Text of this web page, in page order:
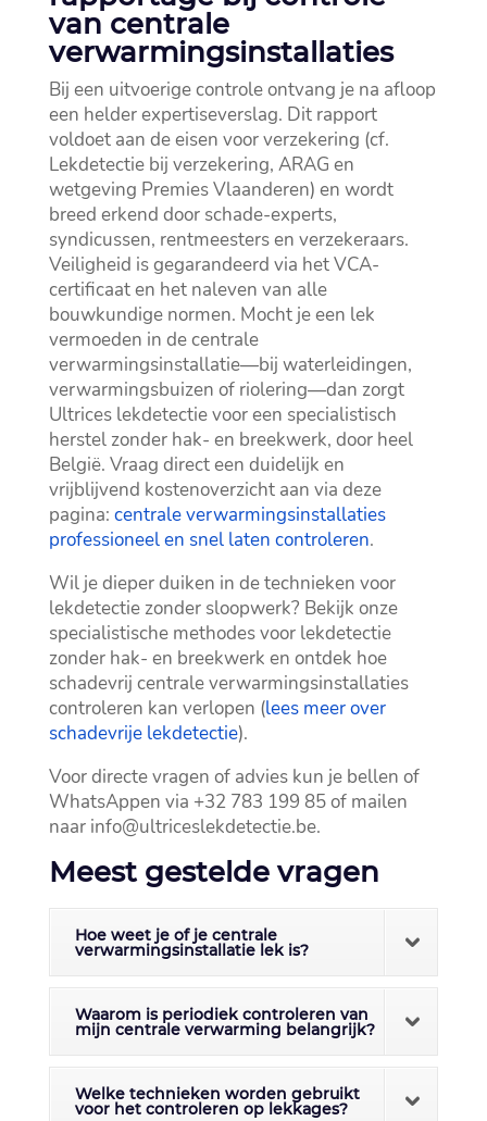
van centrale
verwarmingsinstallaties
Bij een uitvoerige controle ontvang je na afloop
een helder expertiseverslag.​ Dit rapport
voldoet aan de eisen voor verzekering (cf.​
Lekdetectie bij verzekering, ARAG en
wetgeving Premies Vlaanderen) en wordt
breed erkend door schade-experts,
syndicussen, rentmeesters en verzekeraars.​
Veiligheid is gegarandeerd via het VCA-
certificaat en het naleven van alle
bouwkundige normen.​ Mocht je een lek
vermoeden in de centrale
verwarmingsinstallatie—bij waterleidingen,
verwarmingsbuizen of riolering—dan zorgt
Ultrices lekdetectie voor een specialistisch
herstel zonder hak- en breekwerk, door heel
België.​ Vraag direct een duidelijk en
vrijblijvend kostenoverzicht aan via deze
pagina: centrale verwarmingsinstallaties
professioneel en snel laten controleren.​
Wil je dieper duiken in de technieken voor
lekdetectie zonder sloopwerk? Bekijk onze
specialistische methodes voor lekdetectie
zonder hak- en breekwerk en ontdek hoe
schadevrij centrale verwarmingsinstallaties
controleren kan verlopen (lees meer over
schadevrije lekdetectie).​
Voor directe vragen of advies kun je bellen of
WhatsAppen via +32 783 199 85 of mailen
naar info@ultriceslekdetectie.​be.​
Meest gestelde vragen
Hoe weet je of je centrale
verwarmingsinstallatie lek is?
Waarom is periodiek controleren van
mijn centrale verwarming belangrijk?
Welke technieken worden gebruikt
voor het controleren op lekkages?